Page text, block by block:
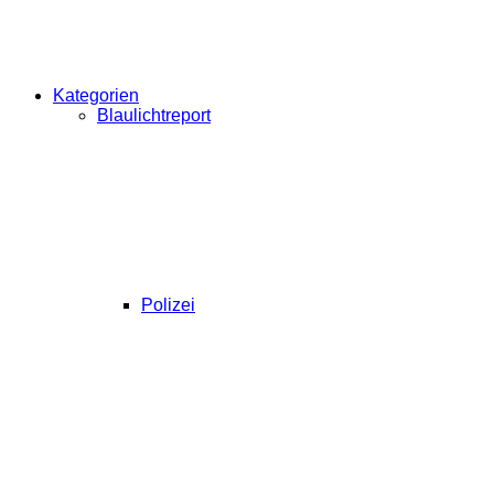
Kategorien
Blaulichtreport
Polizei